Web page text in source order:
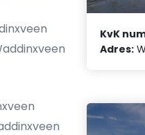
KvK
Adres: